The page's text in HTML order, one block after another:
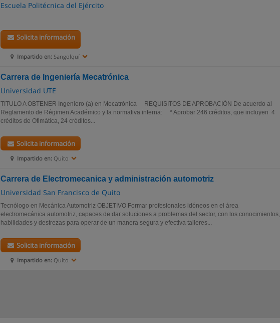
Escuela Politécnica del Ejército
Impartido en: Sangolquí
Solicita información
Carrera de Ingeniería Mecatrónica
Universidad UTE
TITULO A OBTENER Ingeniero (a) en Mecatrónica REQUISITOS DE APROBACIÓN De acuerdo al
Reglamento de Régimen Académico y la normativa interna: * Aprobar 246 créditos, que incluyen 4
créditos de Ofimática, 24 créditos...
Impartido en: Quito
Solicita información
Carrera de Electromecanica y administración automotriz
Universidad San Francisco de Quito
Tecnólogo en Mecánica Automotriz OBJETIVO Formar profesionales idóneos en el área
electromecánica automotriz, capaces de dar soluciones a problemas del sector, con los conocimientos,
habilidades y destrezas para operar de un manera segura y efectiva talleres...
Impartido en: Quito
Solicita información